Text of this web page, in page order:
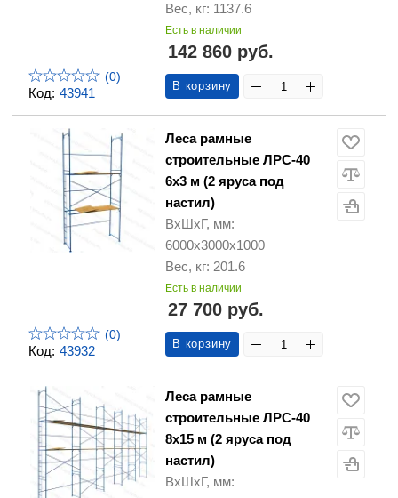
Код: 43941
(0)
Вес, кг: 1137.6
Есть в наличии
142 860 руб.
В корзину
Код: 43932
(0)
Леса рамные
строительные ЛРС-40
6х3 м (2 яруса под
настил)
ВхШхГ, мм:
6000х3000х1000
Вес, кг: 201.6
Есть в наличии
27 700 руб.
В корзину
Леса рамные
строительные ЛРС-40
8х15 м (2 яруса под
настил)
ВхШхГ, мм: